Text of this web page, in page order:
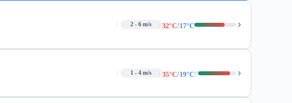
2 - 6 m/s 32°C/17°C
1 - 4 m/s 35°C/19°C